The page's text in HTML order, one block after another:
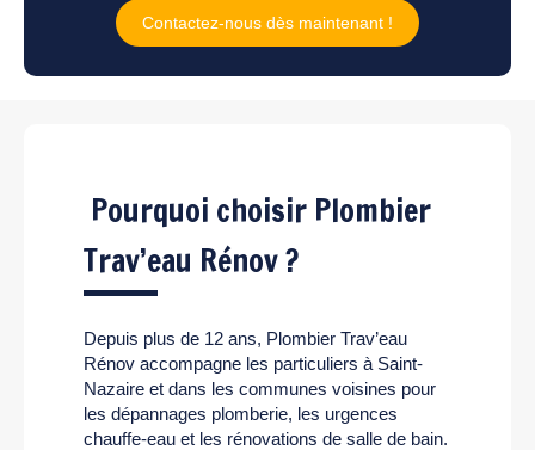
Contactez-nous dès maintenant !
Pourquoi choisir Plombier
Trav’eau Rénov ?
Depuis plus de 12 ans, Plombier Trav’eau
Rénov accompagne les particuliers à Saint-
Nazaire et dans les communes voisines pour
les dépannages plomberie, les urgences
chauffe-eau et les rénovations de salle de bain.